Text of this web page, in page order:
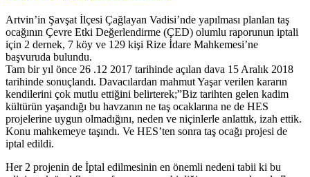
Artvin’in Şavşat İlçesi Çağlayan Vadisi’nde yapılması planlan taş
ocağının Çevre Etki Değerlendirme (ÇED) olumlu raporunun iptali
için 2 dernek, 7 köy ve 129 kişi Rize İdare Mahkemesi’ne
başvuruda bulundu.
Tam bir yıl önce 26 .12 2017 tarihinde açılan dava 15 Aralık 2018
tarihinde sonuçlandı. Davacılardan mahmut Yaşar verilen kararın
kendilerini çok mutlu ettiğini belirterek;”Biz tarihten gelen kadim
kültürün yaşandığı bu havzanın ne taş ocaklarına ne de HES
projelerine uygun olmadığını, neden ve niçinlerle anlattık, izah ettik.
Konu mahkemeye taşındı. Ve HES’ten sonra taş ocağı projesi de
iptal edildi.
Her 2 projenin de İptal edilmesinin en önemli nedeni tabii ki bu